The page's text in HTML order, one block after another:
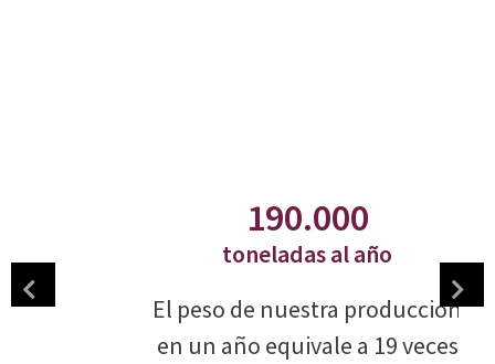
190.000
toneladas al año
El peso de nuestra producción
en un año equivale a 19 veces